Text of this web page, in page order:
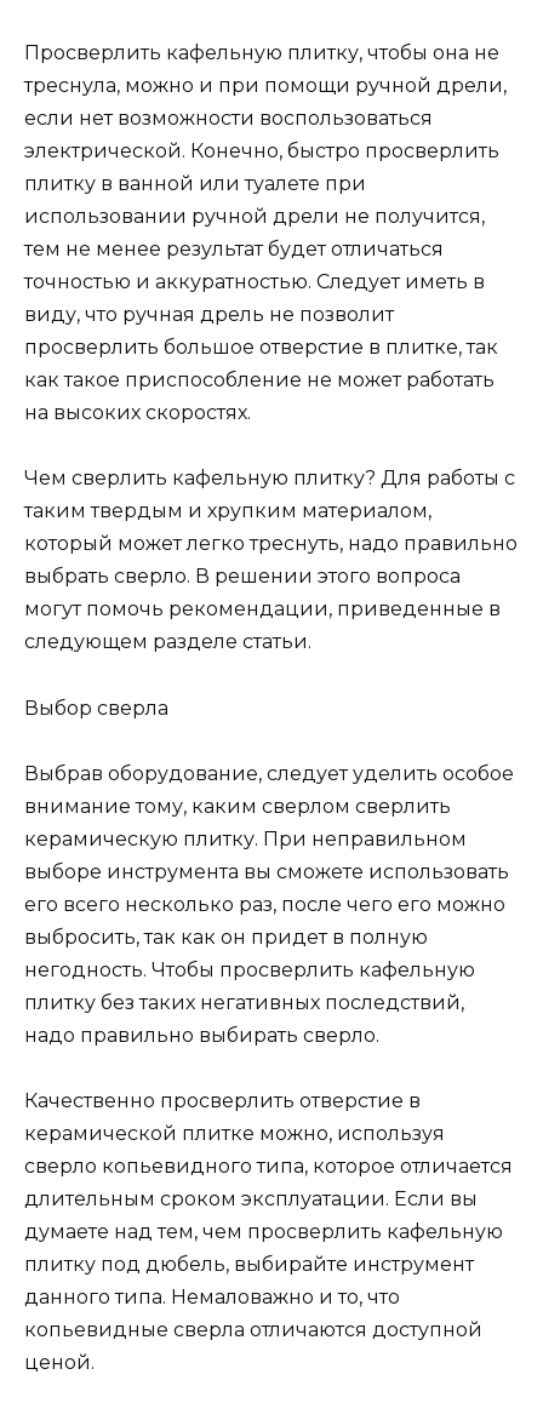
Просверлить кафельную плитку, чтобы она не
треснула, можно и при помощи ручной дрели,
если нет возможности воспользоваться
электрической. Конечно, быстро просверлить
плитку в ванной или туалете при
использовании ручной дрели не получится,
тем не менее результат будет отличаться
точностью и аккуратностью. Следует иметь в
виду, что ручная дрель не позволит
просверлить большое отверстие в плитке, так
как такое приспособление не может работать
на высоких скоростях.
Чем сверлить кафельную плитку? Для работы с
таким твердым и хрупким материалом,
который может легко треснуть, надо правильно
выбрать сверло. В решении этого вопроса
могут помочь рекомендации, приведенные в
следующем разделе статьи.
Выбор сверла
Выбрав оборудование, следует уделить особое
внимание тому, каким сверлом сверлить
керамическую плитку. При неправильном
выборе инструмента вы сможете использовать
его всего несколько раз, после чего его можно
выбросить, так как он придет в полную
негодность. Чтобы просверлить кафельную
плитку без таких негативных последствий,
надо правильно выбирать сверло.
Качественно просверлить отверстие в
керамической плитке можно, используя
сверло копьевидного типа, которое отличается
длительным сроком эксплуатации. Если вы
думаете над тем, чем просверлить кафельную
плитку под дюбель, выбирайте инструмент
данного типа. Немаловажно и то, что
копьевидные сверла отличаются доступной
ценой.